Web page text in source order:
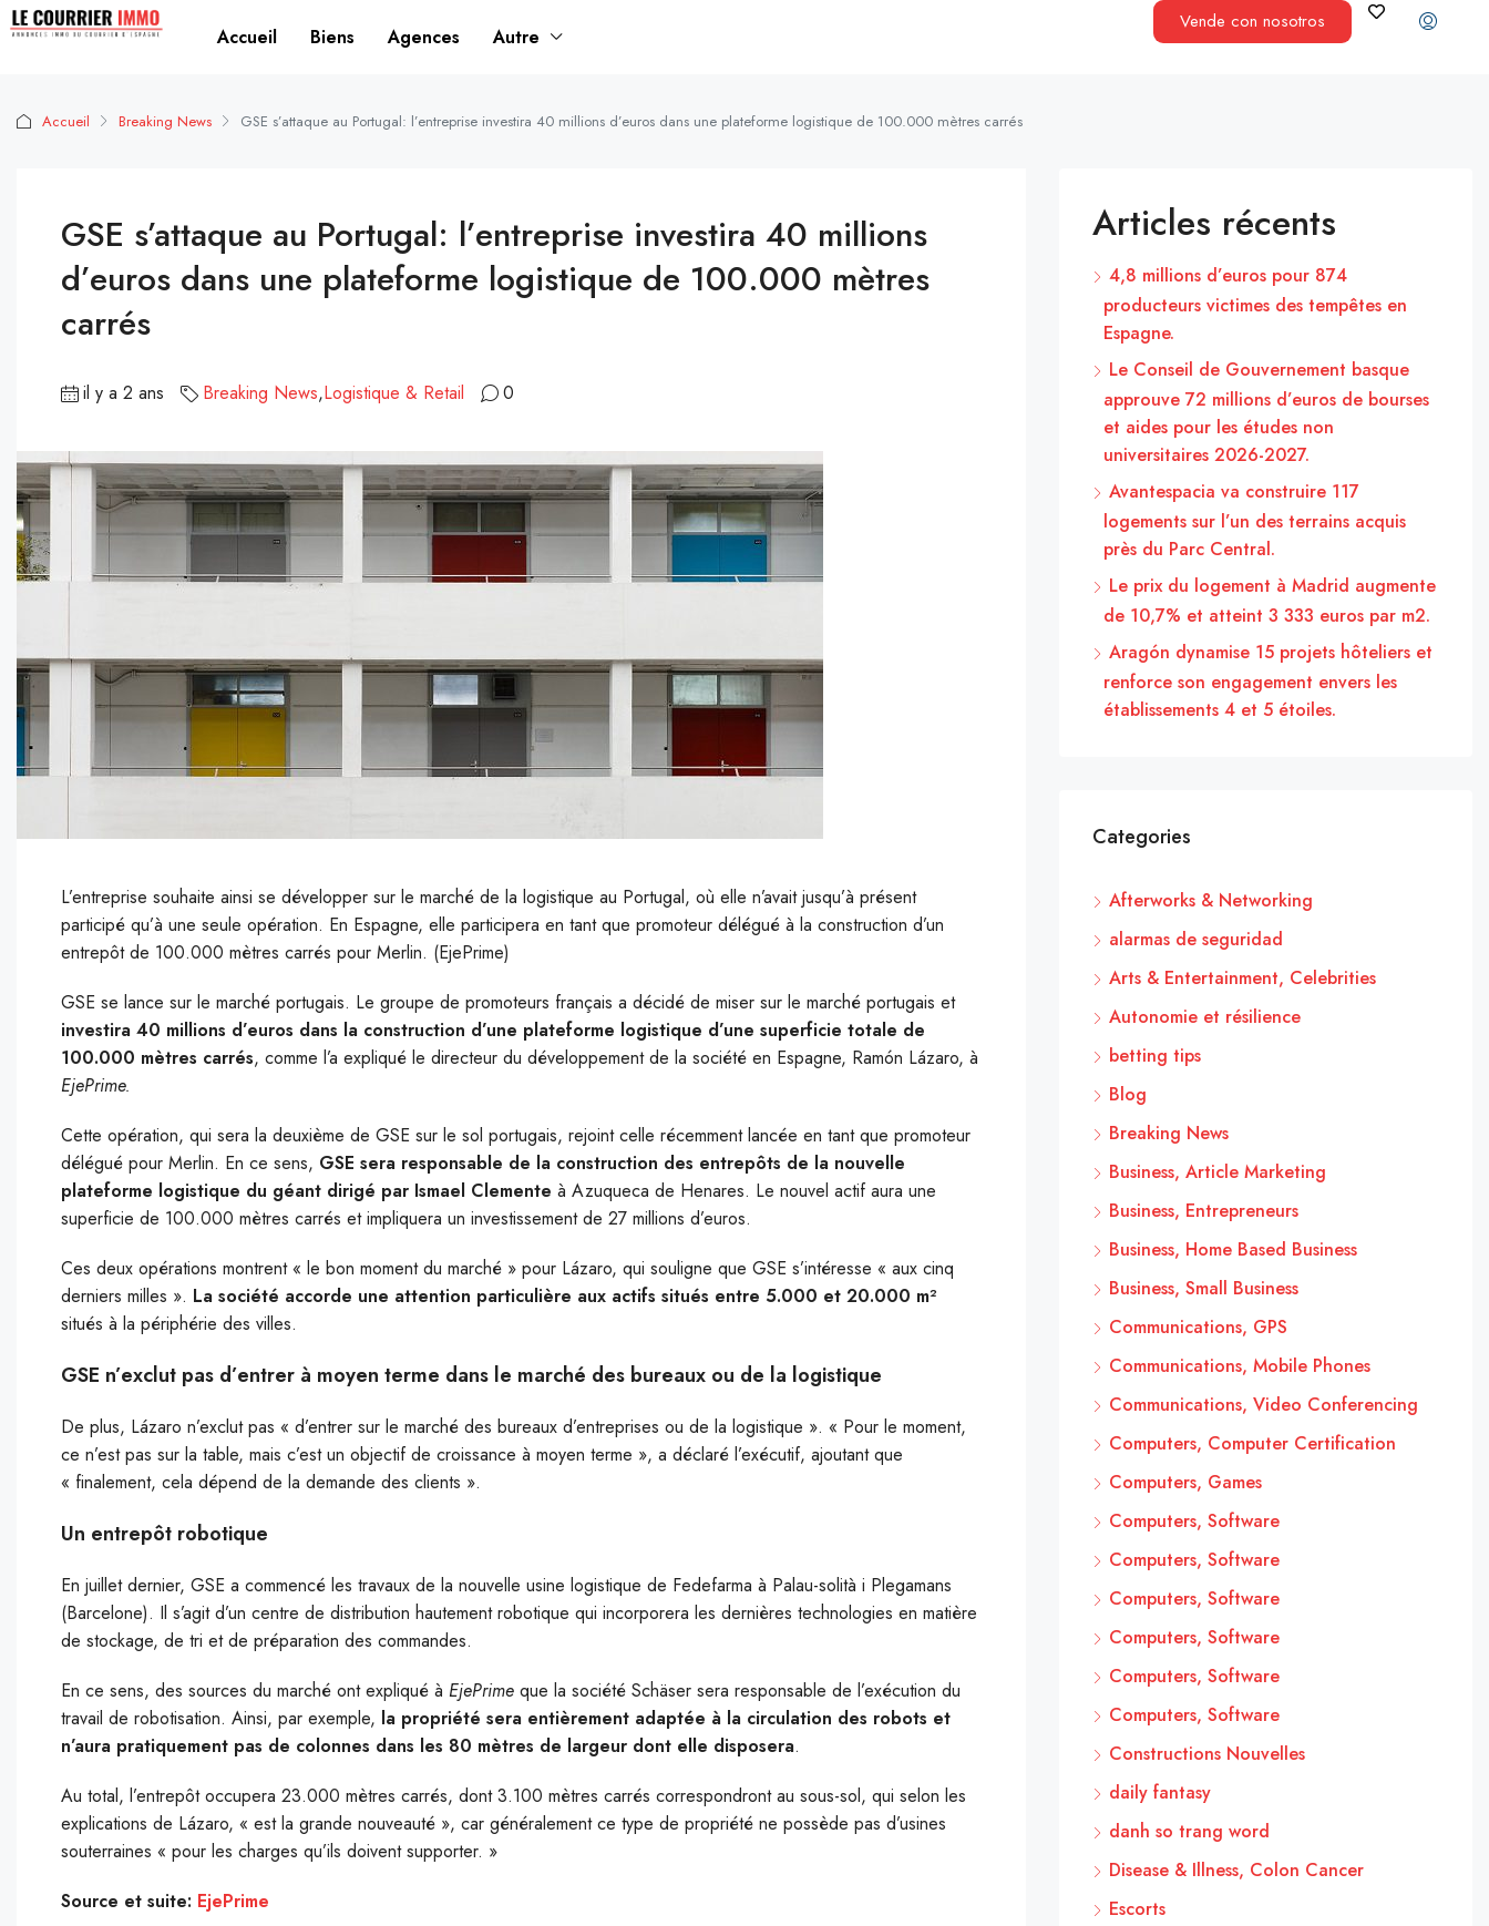
Accueil Biens Agences Autre
Vende con nosotros
Accueil Breaking News GSE s’attaque au Portugal: l’entreprise investira 40 millions d’euros dans une plateforme logistique de 100.000 mètres carrés
GSE s’attaque au Portugal: l’entreprise investira 40 millions
d’euros dans une plateforme logistique de 100.000 mètres
carrés
il y a 2 ans Breaking News,Logistique & Retail 0
L’entreprise souhaite ainsi se développer sur le marché de la logistique au Portugal, où elle n’avait jusqu’à présent
participé qu’à une seule opération. En Espagne, elle participera en tant que promoteur délégué à la construction d’un
entrepôt de 100.000 mètres carrés pour Merlin. (EjePrime)
GSE se lance sur le marché portugais. Le groupe de promoteurs français a décidé de miser sur le marché portugais et
investira 40 millions d’euros dans la construction d’une plateforme logistique d’une superficie totale de
100.000 mètres carrés, comme l’a expliqué le directeur du développement de la société en Espagne, Ramón Lázaro, à
EjePrime.
Cette opération, qui sera la deuxième de GSE sur le sol portugais, rejoint celle récemment lancée en tant que promoteur
délégué pour Merlin. En ce sens, GSE sera responsable de la construction des entrepôts de la nouvelle
plateforme logistique du géant dirigé par Ismael Clemente à Azuqueca de Henares. Le nouvel actif aura une
superficie de 100.000 mètres carrés et impliquera un investissement de 27 millions d’euros.
Ces deux opérations montrent « le bon moment du marché » pour Lázaro, qui souligne que GSE s’intéresse « aux cinq
derniers milles ». La société accorde une attention particulière aux actifs situés entre 5.000 et 20.000 m²
situés à la périphérie des villes.
GSE n’exclut pas d’entrer à moyen terme dans le marché des bureaux ou de la logistique
De plus, Lázaro n’exclut pas « d’entrer sur le marché des bureaux d’entreprises ou de la logistique ». « Pour le moment,
ce n’est pas sur la table, mais c’est un objectif de croissance à moyen terme », a déclaré l’exécutif, ajoutant que
« finalement, cela dépend de la demande des clients ».
Un entrepôt robotique
En juillet dernier, GSE a commencé les travaux de la nouvelle usine logistique de Fedefarma à Palau-solità i Plegamans
(Barcelone). Il s’agit d’un centre de distribution hautement robotique qui incorporera les dernières technologies en matière
de stockage, de tri et de préparation des commandes.
En ce sens, des sources du marché ont expliqué à EjePrime que la société Schäser sera responsable de l’exécution du
travail de robotisation. Ainsi, par exemple, la propriété sera entièrement adaptée à la circulation des robots et
n’aura pratiquement pas de colonnes dans les 80 mètres de largeur dont elle disposera.
Au total, l’entrepôt occupera 23.000 mètres carrés, dont 3.100 mètres carrés correspondront au sous-sol, qui selon les
explications de Lázaro, « est la grande nouveauté », car généralement ce type de propriété ne possède pas d’usines
souterraines « pour les charges qu’ils doivent supporter. »
Source et suite: EjePrime
Articles récents
4,8 millions d’euros pour 874
producteurs victimes des tempêtes en
Espagne.
Le Conseil de Gouvernement basque
approuve 72 millions d’euros de bourses
et aides pour les études non
universitaires 2026-2027.
Avantespacia va construire 117
logements sur l’un des terrains acquis
près du Parc Central.
Le prix du logement à Madrid augmente
de 10,7% et atteint 3 333 euros par m2.
Aragón dynamise 15 projets hôteliers et
renforce son engagement envers les
établissements 4 et 5 étoiles.
Categories
Afterworks & Networking
alarmas de seguridad
Arts & Entertainment, Celebrities
Autonomie et résilience
betting tips
Blog
Breaking News
Business, Article Marketing
Business, Entrepreneurs
Business, Home Based Business
Business, Small Business
Communications, GPS
Communications, Mobile Phones
Communications, Video Conferencing
Computers, Computer Certification
Computers, Games
Computers, Software
Computers, Software
Computers, Software
Computers, Software
Computers, Software
Computers, Software
Constructions Nouvelles
daily fantasy
danh so trang word
Disease & Illness, Colon Cancer
Escorts